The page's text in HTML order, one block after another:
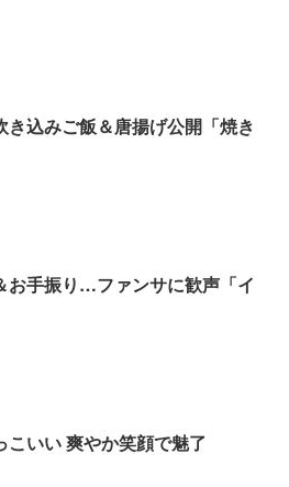
き込みご飯＆唐揚げ公開「焼き
お手振り…ファンサに歓声「イ
こいい 爽やか笑顔で魅了